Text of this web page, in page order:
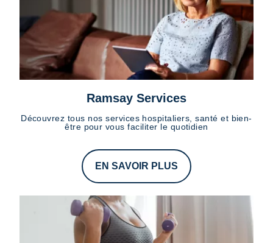
Ramsay Services
Découvrez tous nos services hospitaliers, santé et bien-
être pour vous faciliter le quotidien
EN SAVOIR PLUS